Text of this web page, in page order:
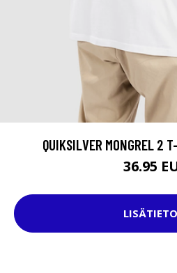
QUIKSILVER MONGREL 2
36.95